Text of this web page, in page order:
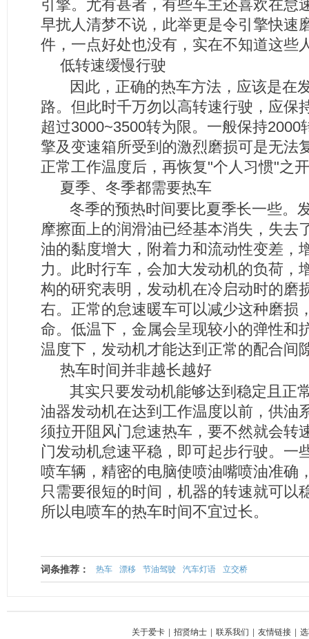
引擎。尤有甚者，有些车主还喜欢在怠
早扰人清梦不说，此举更是令引擎快速
件，一点好处也没有，实在不知道这些
低转速缓慢行驶
因此，正确的热车方法，应该是在
路。但此时千万勿以高转速行驶，应保
超过3000~3500转为限。一般保持2000
擎及变速箱所受到的激烈磨损可是无法
正常工作温度后，再恢复"个人习惯"之
夏季、冬季都需要热车
冬季的预热时间要比夏季长一些。
摩擦面上的润滑油已经基本消失，失去
油的黏度增大，附着力和流动性变差，
力。此时行车，会加大发动机的负荷，
构的研究表明，发动机在冷启动时的磨
右。正常的怠速暖车可以减少这种磨损
命。低温下，金属会呈现较小的弹性和
温度下，发动机才能达到正常的配合间
热车时间并非越长越好
其实只要发动机能够达到稳定且正
油器发动机在达到工作温度以前，供油
须拉开阻风门怠速热车，要不然就会转
门发动机怠速平稳，即可起步行驶。一
喷车辆，精密的电脑使喷油嘴喷油准确
只需要很短的时间，机器的转速就可以
所以电喷车的热车时间不宜过长。
词条推荐： 热车 漂移 节油驾驶 汽车灯语 立交桥
关于爱卡 招贤纳士 联系我们 友情链接